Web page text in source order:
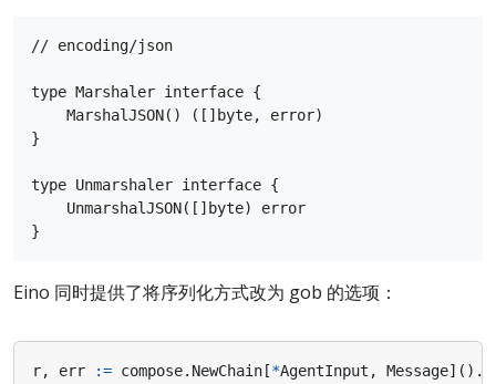
// encoding/json
type Marshaler interface {
    MarshalJSON() ([]byte, error)
}
type Unmarshaler interface {
    UnmarshalJSON([]byte) error
Eino 同时提供了将序列化方式改为 gob 的选项：
r, err := compose. NewChain [*AgentInput , Message]().